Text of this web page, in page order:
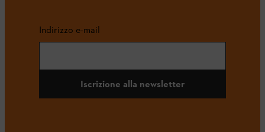
Indirizzo e-mail
Iscrizione alla newsletter